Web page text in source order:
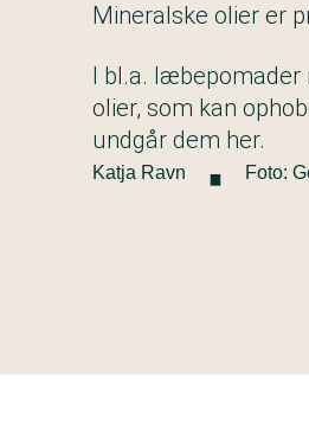
Mineralske olier er
I bl.a. læbepomader
olier, som kan
undgår dem her.
Katja Ravn · Foto: